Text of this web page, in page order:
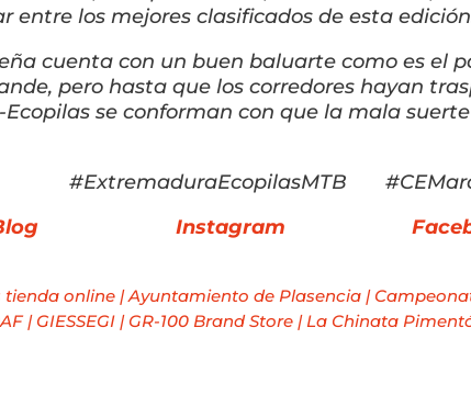
entre los mejores clasificados de esta
cuenta con un buen baluarte como es el
pero hasta que los corredores hayan
se conforman con que la mala
#ExtremaduraEcopilasMTB
Instagram
tienda online |Ayuntamiento de Plasencia |
| GIESSEGI | GR-100 Brand Store |La Chinata